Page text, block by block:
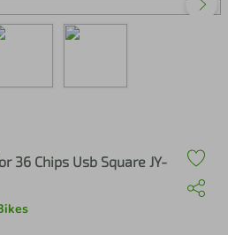
36 Chips Usb Square JY-